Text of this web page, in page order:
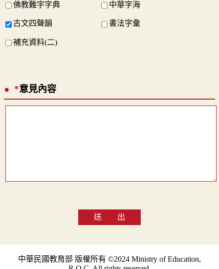
佛教難字字典 中華字海
古文四聲韻 書法字彙
補充資料(二)
*意見內容
送 出
中華民國教育部 版權所有 ©2024 Ministry of Education,